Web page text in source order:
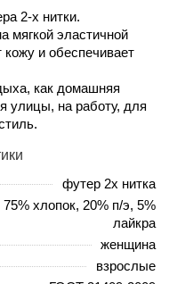
2-х нитки.
мягкой эластичной
кожу и обеспечивает
как домашняя
улицы, на работу, для
футер 2х нитка
75% хлопок, 20% п/э, 5%
лайкра
женщина
взрослые